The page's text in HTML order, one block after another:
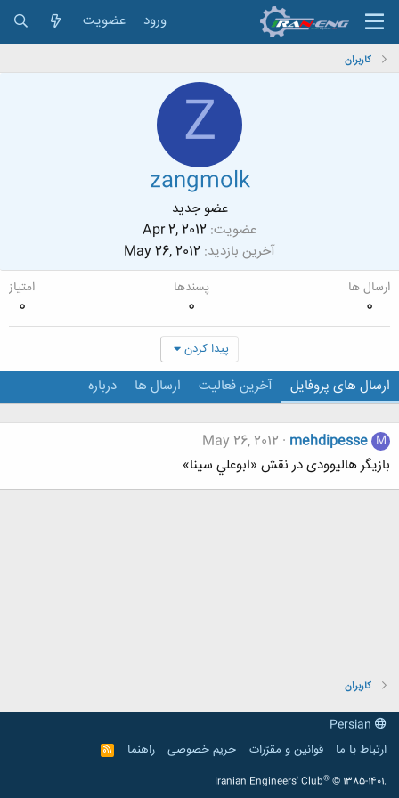
ورود عضویت
کاربران
Z
zangmolk
عضو جدید
عضویت Apr 2, 2012
آخرین بازدید May 26, 2012
ارسال ها
0
پسندها
0
امتیاز
0
پیدا کردن
ارسال های پروفایل آخرین فعالیت ارسال ها درباره
M
mehdipesse
May 26, 2012
بازیگر هالیوودی در نقش «ابوعلي سينا»
کاربران
ارتباط با ما
قوانین و مقرّرات حریم خصوصی راهنما
R
S
Iranian Engineers' Club® © 1385-1401.